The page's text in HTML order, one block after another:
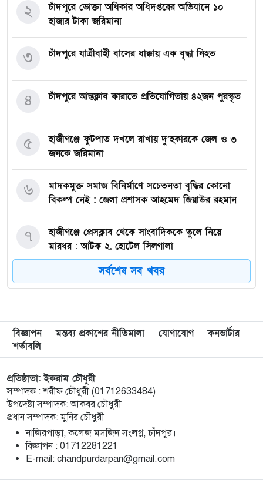
চাঁদপুরে ভোক্তা অধিকার অধিদপ্তরের অভিযানে ১০
হাজার টাকা জরিমানা
২
চাঁদপুরে যাত্রীবাহী বাসের ধাক্কায় এক বৃদ্ধা নিহত
৩
চাঁদপুরে আন্তক্লাব কারাতে প্রতিযোগিতায় ৪২জন পুরস্কৃত
৪
হাজীগঞ্জে ফুটপাত দখলে রাখায় দু’হকারকে জেল ও ৩
জনকে জরিমানা
৫
মাদকমুক্ত সমাজ বিনির্মাণে সচেতনতা বৃদ্ধির কোনো
বিকল্প নেই : জেলা প্রশাসক আহমেদ জিয়াউর রহমান
৬
হাজীগঞ্জে প্রেসক্লাব থেকে সাংবাদিককে তুলে নিয়ে
মারধর : আটক ২, হোটেল সিলগালা
৭
মতলব উত্তরে কালাম এন্টারপ্রাইজের মালিককে ২৫
হাজার টাকা জরিমানা
৮
মেরিল প্রথম আলো সমালোচক পুরস্কার ২০২৫ : সেরা
অভিনেতার চূড়ান্ত মনোনয়নে জায়গা করে নিলেন
৯
চাঁদপুরে জাতীয় বিজ্ঞান ও প্রযুক্তি সপ্তাহ উদযাপনের
লক্ষে প্রস্তুতিমূলক সভা
১০
বাংলা নববর্ষ আমাদের বাঙালি সংস্কৃতি ও ঐতিহ্যের
প্রাণের উৎসব : চাঁদপুর জেলা প্রশাসক
১১
চাঁদপুর শহরের হাসান আলী উচ্চ বিদ্যালয় মাঠ সংরক্ষণ
সর্বশেষ সব খবর
বিজ্ঞাপন মন্তব্য প্রকাশের নীতিমালা যোগাযোগ
কনভার্টার
শর্তাবলি
প্রতিষ্ঠাতা: ইকরাম চৌধুরী
সম্পাদক : শরীফ চৌধুরী (01712633484)
উপদেষ্টা সম্পাদক: আকবর চৌধুরী।
প্রধান সম্পাদক: মুনির চৌধুরী।
নাজিরপাড়া, কলেজ মসজিদ সংলগ্ন, চাঁদপুর।
‎বিজ্ঞাপন : 01712281221
‎E-mail: chandpurdarpan@gmail.com